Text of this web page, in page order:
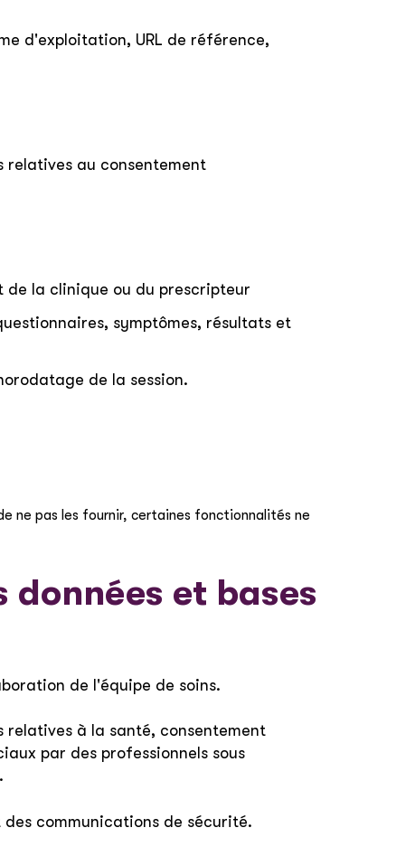
d'exploitation, URL de référence,
relatives au consentement
la clinique ou du prescripteur
symptômes, résultats et
de la session.
ne pas les fournir, certaines fonctionnalités ne
et bases
de l'équipe de soins.
relatives à la santé, consentement
par des professionnels sous
communications de sécurité.